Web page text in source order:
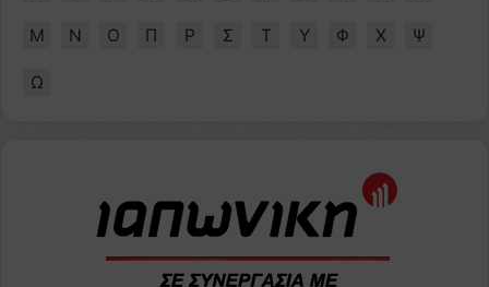
Μ Ν Ο Π Ρ Σ Τ Υ Φ Χ Ψ
Ω